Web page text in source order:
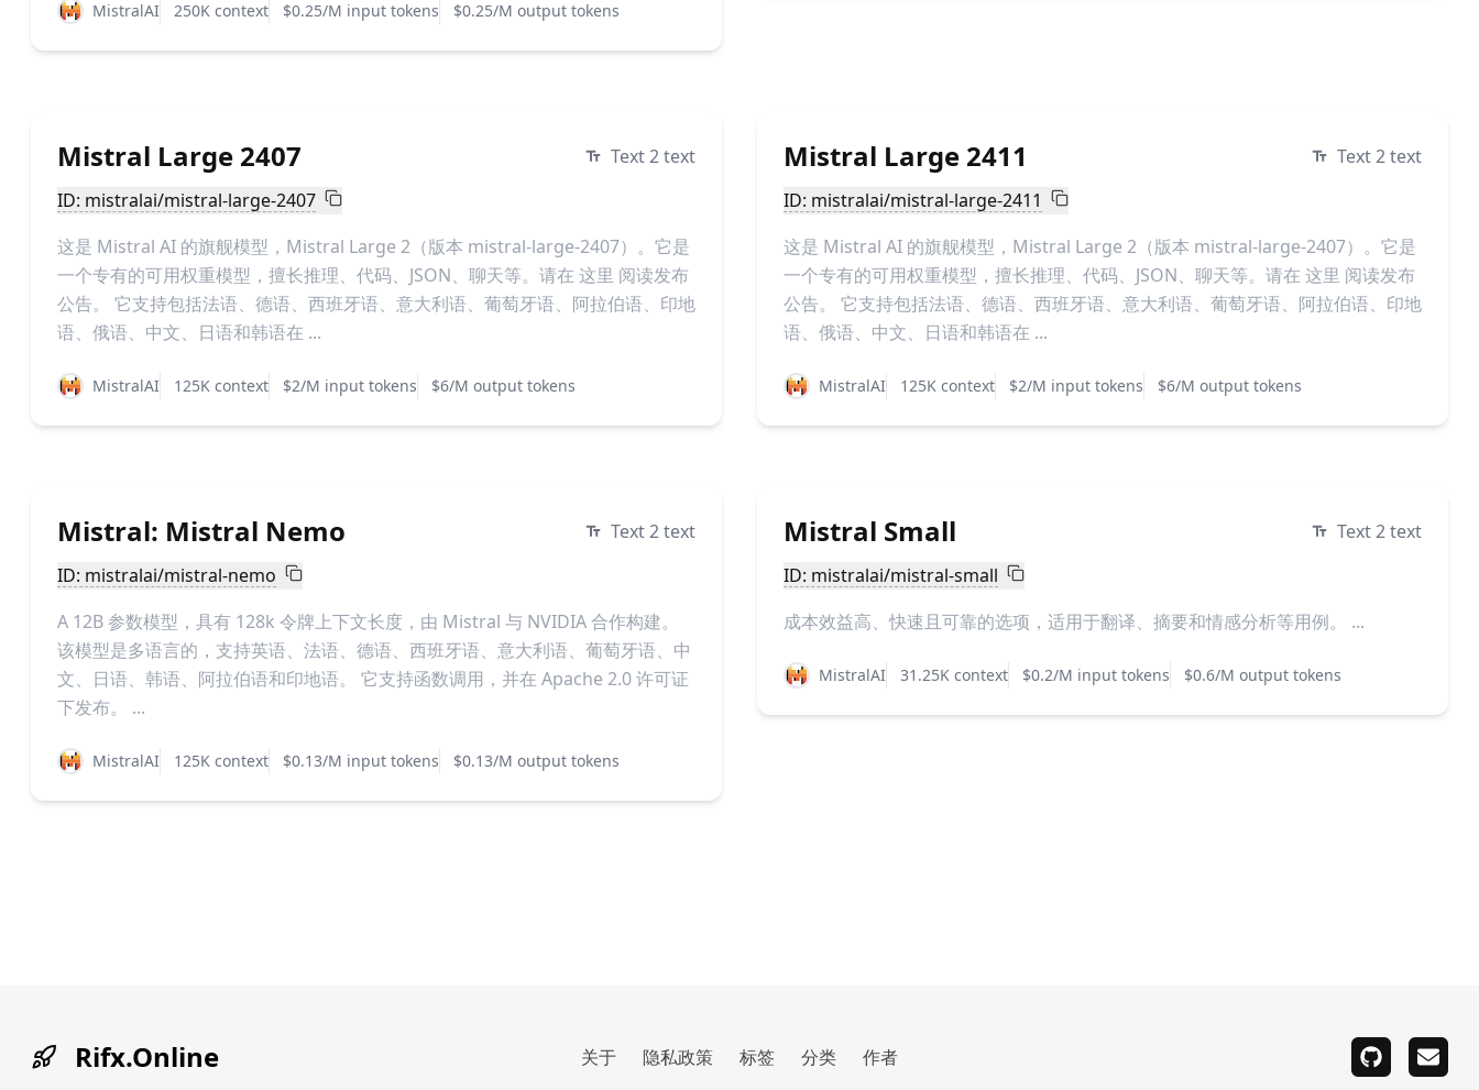
MistralAI 250K context $0.25/M input tokens $0.25/M output tokens
Mistral Large 2407
Text 2 text
ID: mistralai/mistral-large-2407
这是 Mistral AI 的旗舰模型，Mistral Large 2（版本 mistral-large-2407）。它是
一个专有的可用权重模型，擅长推理、代码、JSON、聊天等。请在 这里 阅读发布
公告。 它支持包括法语、德语、西班牙语、意大利语、葡萄牙语、阿拉伯语、印地
语、俄语、中文、日语和韩语在 ...
MistralAI 125K context $2/M input tokens $6/M output tokens
Mistral Large 2411
Text 2 text
ID: mistralai/mistral-large-2411
这是 Mistral AI 的旗舰模型，Mistral Large 2（版本 mistral-large-2407）。它是
一个专有的可用权重模型，擅长推理、代码、JSON、聊天等。请在 这里 阅读发布
公告。 它支持包括法语、德语、西班牙语、意大利语、葡萄牙语、阿拉伯语、印地
语、俄语、中文、日语和韩语在 ...
MistralAI 125K context $2/M input tokens $6/M output tokens
Mistral: Mistral Nemo
Text 2 text
ID: mistralai/mistral-nemo
A 12B 参数模型，具有 128k 令牌上下文长度，由 Mistral 与 NVIDIA 合作构建。
该模型是多语言的，支持英语、法语、德语、西班牙语、意大利语、葡萄牙语、中
文、日语、韩语、阿拉伯语和印地语。 它支持函数调用，并在 Apache 2.0 许可证
下发布。 ...
MistralAI 125K context $0.13/M input tokens $0.13/M output tokens
Mistral Small
Text 2 text
ID: mistralai/mistral-small
成本效益高、快速且可靠的选项，适用于翻译、摘要和情感分析等用例。 ...
MistralAI 31.25K context $0.2/M input tokens $0.6/M output tokens
Rifx.Online 关于 隐私政策 标签 分类 作者
githubemail